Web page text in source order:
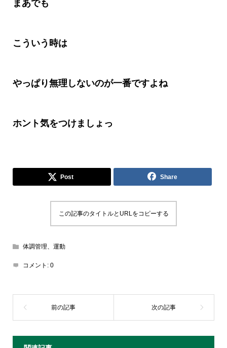
まあでも
こういう時は
やっぱり無理しないのが一番ですよね
ホント気をつけましょっ
Post Share
この記事のタイトルとURLをコピーする
体調管理、運動
コメント: 0